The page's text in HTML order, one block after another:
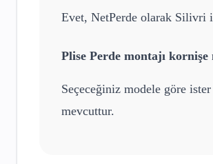
Evet, NetPerde olarak Silivri
Plise Perde montajı kornişe
Seçeceğiniz modele göre
mevcuttur.